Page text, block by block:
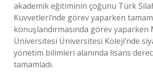
akademik eğitiminin çoğunu Türk
Kuvvetleri’nde görev yaparken
konuşlandırmasında görev yaparken
Üniversitesi Üniversitesi Koleji’nde
yönetim bilimleri alanında lisans
tamamladı.